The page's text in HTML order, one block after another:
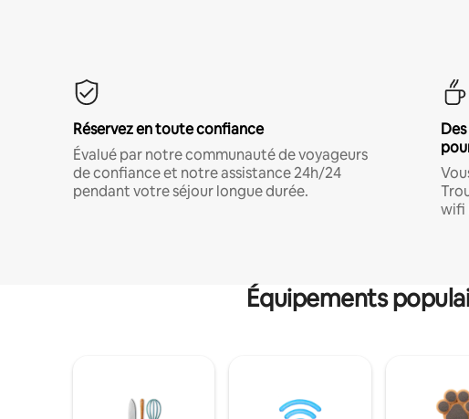
Réservez en toute confiance
Évalué par notre communauté de voyageurs
de confiance et notre assistance 24h/24
pendant votre séjour longue durée.
wifi
Équipements